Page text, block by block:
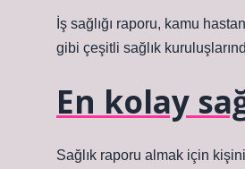
İş sağlığı raporu, kamu
gibi çeşitli sağlık
En kolay
Sağlık raporu almak için